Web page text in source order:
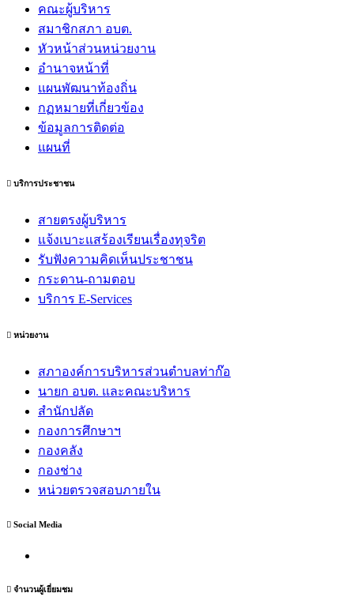
คณะผู้บริหาร
สมาชิกสภา อบต.
หัวหน้าส่วนหน่วยงาน
อำนาจหน้าที่
แผนพัฒนาท้องถิ่น
กฏหมายที่เกี่ยวข้อง
ข้อมูลการติดต่อ
แผนที่
บริการประชาชน
สายตรงผู้บริหาร
แจ้งเบาะแสร้องเรียนเรื่องทุจริต
รับฟังความคิดเห็นประชาชน
กระดาน-ถามตอบ
บริการ E-Services
หน่วยงาน
สภาองค์การบริหารส่วนตำบลท่าก๊อ
นายก อบต. และคณะบริหาร
สำนักปลัด
กองการศึกษาฯ
กองคลัง
กองช่าง
หน่วยตรวจสอบภายใน
Social Media
จำนวนผู้เยี่ยมชม